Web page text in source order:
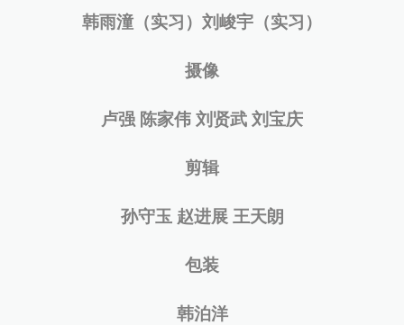
韩雨潼（实习）刘峻宇（实习）
摄像
卢强 陈家伟 刘贤武 刘宝庆
剪辑
孙守玉 赵进展 王天朗
包装
韩泊洋